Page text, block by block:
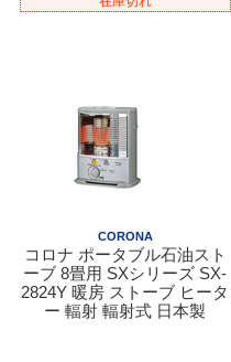
CORONA
コロナ ポータブル石油スト
ーブ 8畳用 SXシリーズ SX-
2824Y 暖房 ストーブ ヒータ
ー 輻射 輻射式 日本製